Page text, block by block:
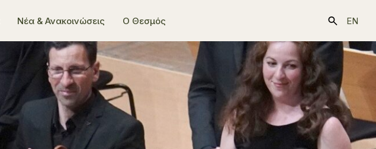
Νέα & Ανακοινώσεις Ο Θεσμός EN